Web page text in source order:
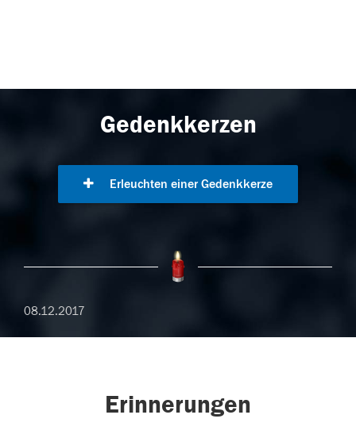
Gedenkkerzen
Erleuchten einer Gedenkkerze
08.12.2017
Erinnerungen